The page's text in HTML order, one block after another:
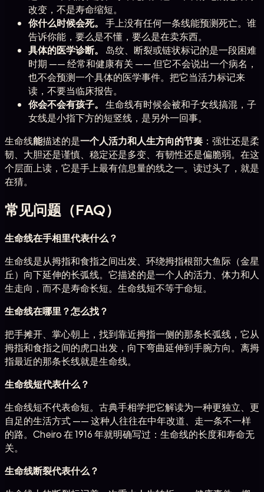
改变，不是寿命缩短。
你什么时候会死。
手上没有任何一条线能预测死亡。谁
告诉你能，要么是不懂，要么是在卖东西。
具体的医学诊断。
岛纹、断裂或链状标记的是一段困难
时期 —— 经常和健康有关 —— 但它不会说出一个病名，
也不会预测一个具体的医学事件。把它当活力标记来
读，不要当临床报告。
你会不会有孩子。
生命线有时候会被和子女线搞混，子
女线是小指下方的短竖线，是另外一回事。
生命线能描述的是一个人活力和人生方向的节奏 ：强壮还是柔
韧、大胆还是谨慎、稳定还是多变、有韧性还是偏脆弱。在这
个层面上读，它是手上最有信息量的线之一。读过头了，就是
在猜。
常见问题（FAQ）
生命线在手相里代表什么？
生命线是从拇指和食指之间出发、环绕拇指根部大鱼际（金星
丘）向下延伸的长弧线。它描述的是一个人的活力、体力和人
生走向，而不是寿命长短。生命线短不等于命短。
生命线在哪里？怎么找？
把手摊开、掌心朝上，找到靠近拇指一侧的那条长弧线，它从
拇指和食指之间的虎口出发，向下弯曲延伸到手腕方向。离拇
指最近的那条长线就是生命线。
生命线短代表什么？
生命线短不代表命短。古典手相学把它解读为一种更独立、更
自足的生活方式 —— 这种人往往在中年改道、走一条不一样
的路。Cheiro 在 1916 年就明确写过：生命线的长度和寿命无
关。
生命线断裂代表什么？